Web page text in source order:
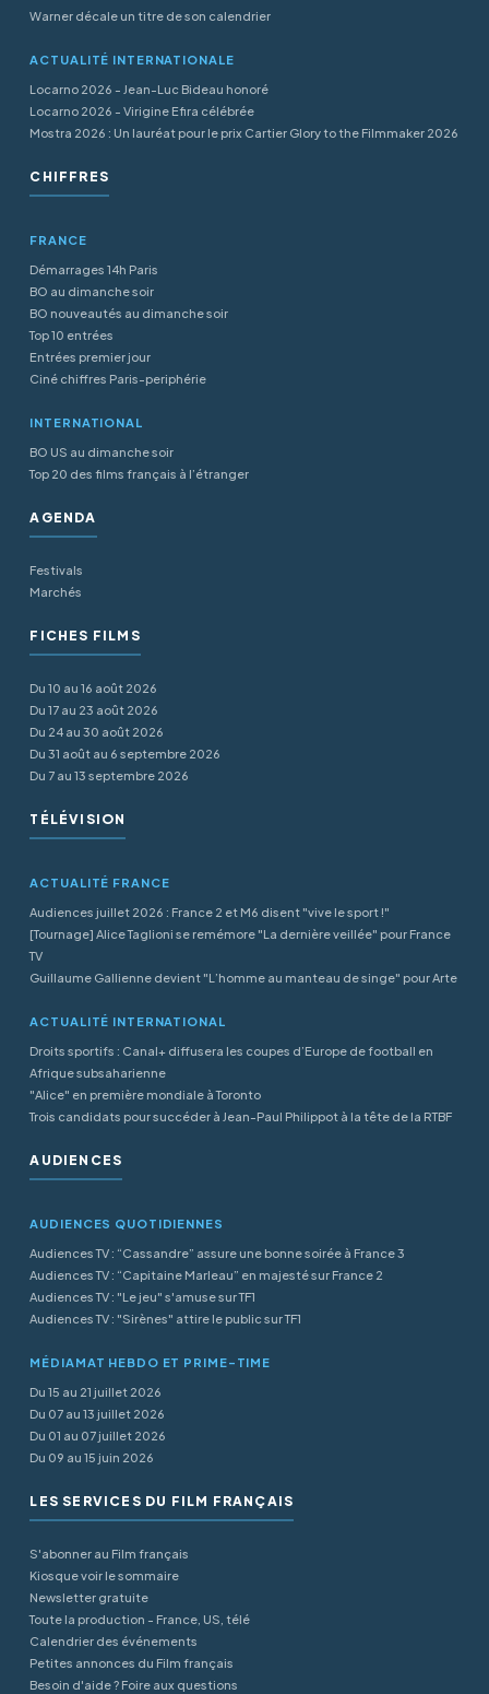
Warner décale un titre de son calendrier
ACTUALITÉ INTERNATIONALE
Locarno 2026 - Jean-Luc Bideau honoré
Locarno 2026 - Virigine Efira célébrée
Mostra 2026 : Un lauréat pour le prix Cartier Glory to the Filmmaker 2026
CHIFFRES
FRANCE
Démarrages 14h Paris
BO au dimanche soir
BO nouveautés au dimanche soir
Top 10 entrées
Entrées premier jour
Ciné chiffres Paris-periphérie
INTERNATIONAL
BO US au dimanche soir
Top 20 des films français à l’étranger
AGENDA
Festivals
Marchés
FICHES FILMS
Du 10 au 16 août 2026
Du 17 au 23 août 2026
Du 24 au 30 août 2026
Du 31 août au 6 septembre 2026
Du 7 au 13 septembre 2026
TÉLÉVISION
ACTUALITÉ FRANCE
Audiences juillet 2026 : France 2 et M6 disent "vive le sport !"
[Tournage] Alice Taglioni se remémore "La dernière veillée" pour France
TV
Guillaume Gallienne devient "L’homme au manteau de singe" pour Arte
ACTUALITÉ INTERNATIONAL
Droits sportifs : Canal+ diffusera les coupes d’Europe de football en
Afrique subsaharienne
"Alice" en première mondiale à Toronto
Trois candidats pour succéder à Jean-Paul Philippot à la tête de la RTBF
AUDIENCES
AUDIENCES QUOTIDIENNES
Audiences TV : “Cassandre” assure une bonne soirée à France 3
Audiences TV : “Capitaine Marleau” en majesté sur France 2
Audiences TV : "Le jeu" s'amuse sur TF1
Audiences TV : "Sirènes" attire le public sur TF1
MÉDIAMAT HEBDO ET PRIME-TIME
Du 15 au 21 juillet 2026
Du 07 au 13 juillet 2026
Du 01 au 07 juillet 2026
Du 09 au 15 juin 2026
LES SERVICES DU FILM FRANÇAIS
S'abonner au Film français
Kiosque voir le sommaire
Newsletter gratuite
Toute la production - France, US, télé
Calendrier des événements
Petites annonces du Film français
Besoin d'aide ? Foire aux questions